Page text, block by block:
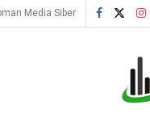
Media Siber